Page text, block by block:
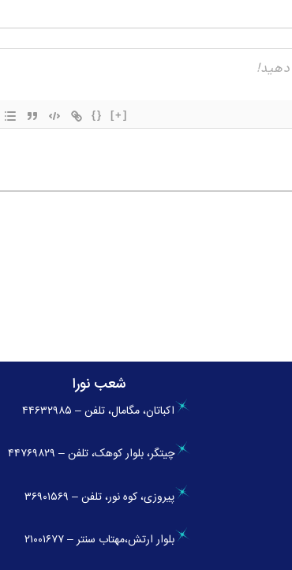
{} [+]
شعب نورا
اکباتان، مگامال، تلفن – ۴۴۶۳۲۹۸۵
چیتگر، بلوار کوهک، تلفن – ۴۴۷۶۹۸۲۹
پیروزی، کوه نور، تلفن – ۳۶۹۰۱۵۶۹
بلوار ارتش،مهتاب سنتر – ۲۱۰۰۱۶۷۷